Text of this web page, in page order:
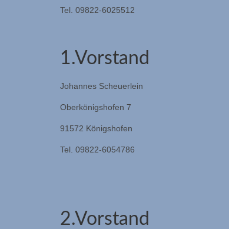
Tel. 09822-6025512
1.Vorstand
Johannes Scheuerlein
Oberkönigshofen 7
91572 Königshofen
Tel. 09822-6054786
2.Vorstand